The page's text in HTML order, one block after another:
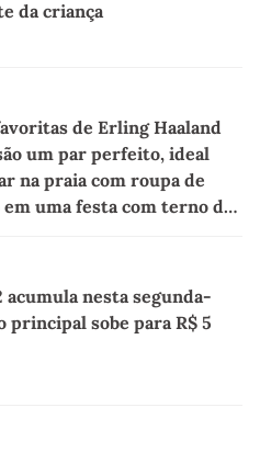
da criança
de Erling Haaland
um par perfeito, ideal
na praia com roupa de
uma festa com terno de
acumula nesta segunda-
principal sobe para R$ 5